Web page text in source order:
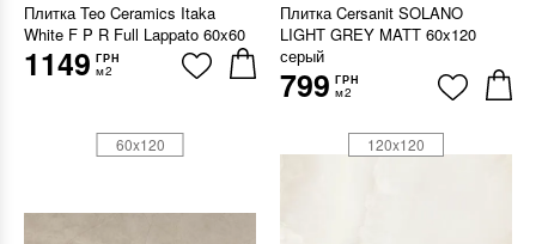
Плитка Teo Ceramics Itaka
White F P R Full Lappato 60x60
1149 ГРН
м2
Плитка Cersanit SOLANO
LIGHT GREY MATT 60x120
серый
799 ГРН
м2
60x120 120x120